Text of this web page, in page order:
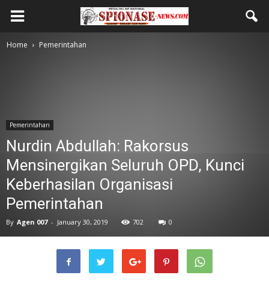
Home Pemerintahan
Pemerintahan
Nurdin Abdullah: Rakorsus
Mensinergikan Seluruh OPD, Kunci
Keberhasilan Organisasi
Pemerintahan
By Agen 007 - January 30, 2019 702 0